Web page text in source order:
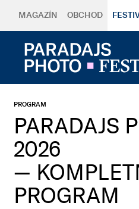
MAGAZÍN OBCHOD
PROGRAM
PARADAJS
2026
—
PROGRAM